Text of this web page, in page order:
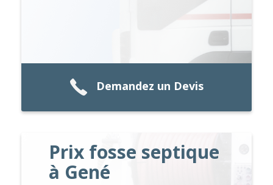
Demandez un Devis
Prix fosse septique
à Gené